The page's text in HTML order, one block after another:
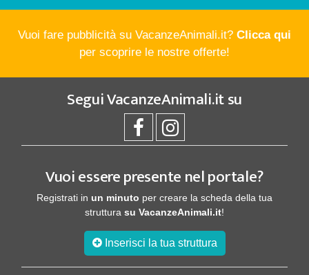
Vuoi fare pubblicità su VacanzeAnimali.it? Clicca qui
per scoprire le nostre offerte!
SeguiVacanzeAnimali.itsu
Vuoi essere presente nel portale?
Registrati in un minuto per creare la scheda della tua
struttura su VacanzeAnimali.it!
Inserisci la tua struttura